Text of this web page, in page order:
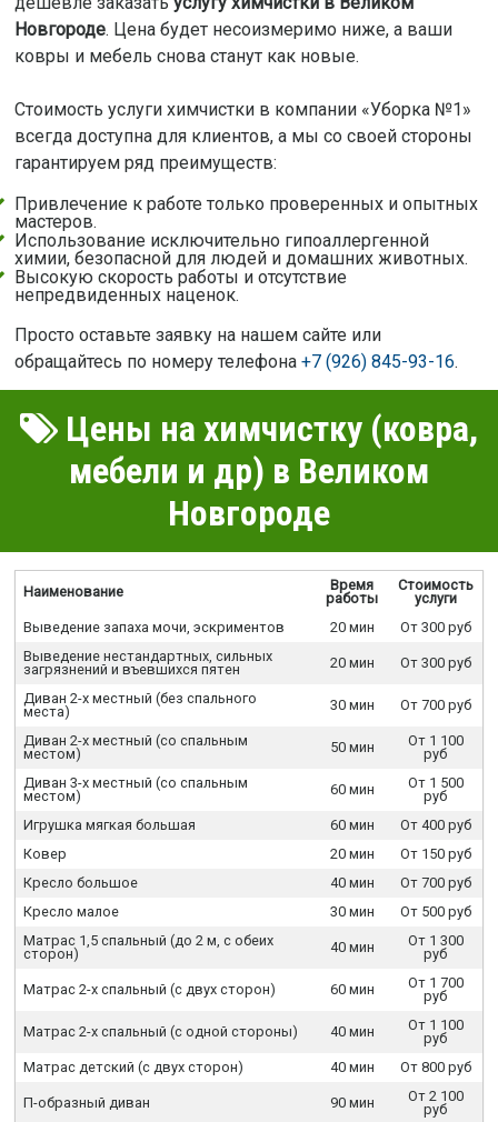
Новгороде. Цена будет несоизмеримо ниже, а ваши
ковры и мебель снова станут как новые.
Стоимость услуги химчистки в компании «Уборка №1»
всегда доступна для клиентов, а мы со своей стороны
гарантируем ряд преимуществ:
Привлечение к работе только проверенных и опытных
мастеров.
Использование исключительно гипоаллергенной
химии, безопасной для людей и домашних животных.
Высокую скорость работы и отсутствие
непредвиденных наценок.
Просто оставьте заявку на нашем сайте или
обращайтесь по номеру телефона +7 (926) 845-93-16.
Цены на химчистку (ковра,
мебели и др) в Великом
Новгороде
Наименование
Время
работы
Стоимость
услуги
Выведение запаха мочи, эскриментов
20 мин
От 300 руб
Выведение нестандартных, сильных
загрязнений и въевшихся пятен
20 мин От 300 руб
Диван 2-х местный (без спального
места)
30 мин От 700 руб
Диван 2-х местный (со спальным
местом)
50 мин
От 1 100
руб
Диван 3-х местный (со спальным
местом)
60 мин
От 1 500
руб
Игрушка мягкая большая
60 мин
От 400 руб
Ковер
20 мин
От 150 руб
Кресло большое
40 мин
От 700 руб
Кресло малое
30 мин
От 500 руб
Матрас 1,5 спальный (до 2 м, с обеих
сторон)
40 мин
От 1 300
руб
Матрас 2-х спальный (с двух сторон) 60 мин
От 1 700
руб
Матрас 2-х спальный (с одной стороны) 40 мин
От 1 100
руб
Матрас детский (с двух сторон)
40 мин От 800 руб
П-образный диван 90 мин
От 2 100
руб